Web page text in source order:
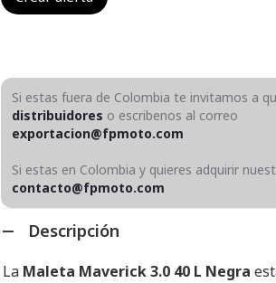
Si estas fuera de Colombia te invitamos a
distribuidores o escribenos al correo
exportacion@fpmoto.com
Si estas en Colombia y quieres adquirir
contacto@fpmoto.com
Descripción
La Maleta Maverick 3.0 40 L Negra